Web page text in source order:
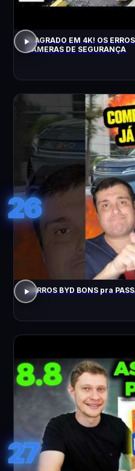
FLAGRADO EM 4K! OS
CÂMERAS DE SEGURANÇA
26
CARROS BYD BONS pra
27